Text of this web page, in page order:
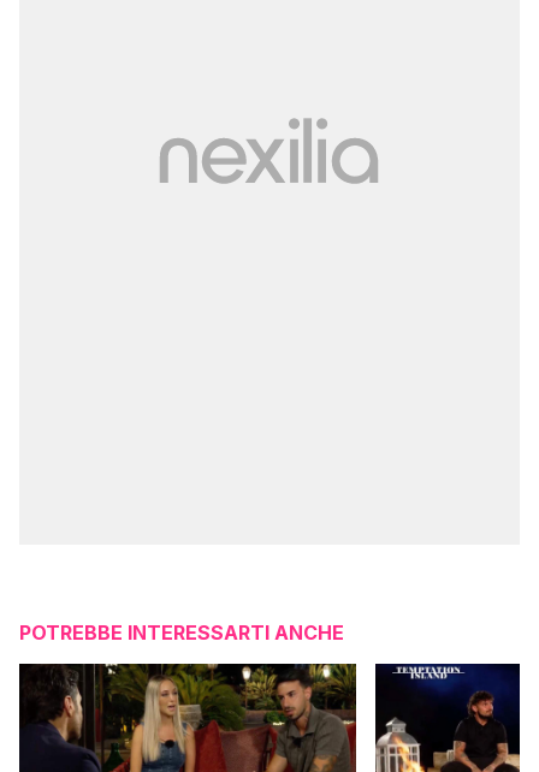
POTREBBE INTERESSARTI ANCHE